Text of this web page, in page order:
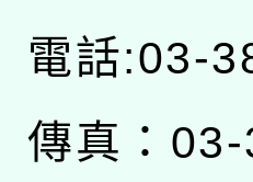
電話:03-
傳真：